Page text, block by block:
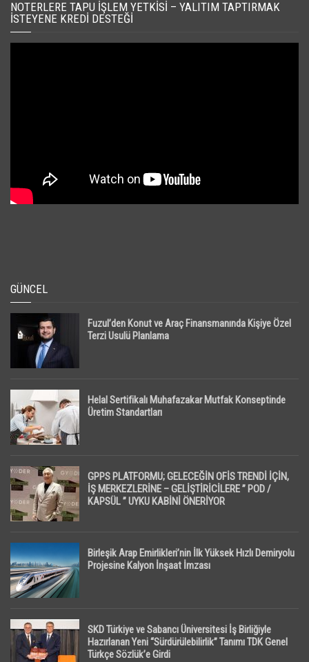
NOTERLERE TAPU İŞLEM YETKISI – YALITIM TAPTIRMAK
İSTEYENE KREDI DESTEĞI
GÜNCEL
Fuzul’den Konut ve Araç Finansmanında Kişiye Özel
Terzi Usulü Planlama
Helal Sertifikalı Muhafazakar Mutfak Konseptinde
Üretim Standartları
GPPS PLATFORMU; GELECEĞİN OFİS TRENDİ İÇİN,
İŞ MERKEZLERİNE – GELİŞTİRİCİLERE ” POD /
KAPSÜL ” UYKU KABİNİ ÖNERİYOR
Birleşik Arap Emirlikleri’nin İlk Yüksek Hızlı Demiryolu
Projesine Kalyon İnşaat İmzası
SKD Türkiye ve Sabancı Üniversitesi İş Birliğiyle
Hazırlanan Yeni “Sürdürülebilirlik” Tanımı TDK Genel
Türkçe Sözlük’e Girdi